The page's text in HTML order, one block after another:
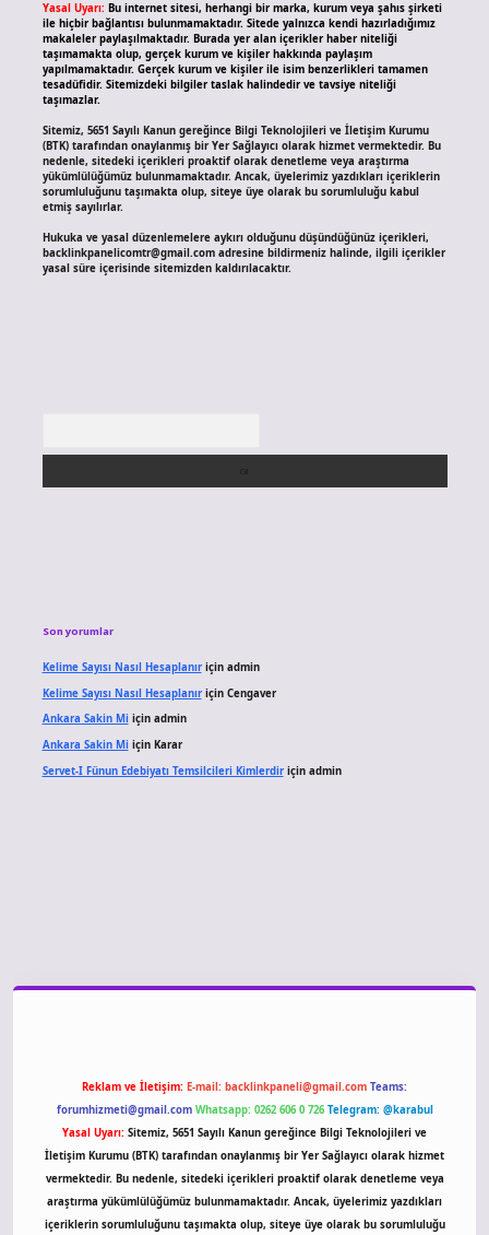
Yasal Uyarı: Bu internet sitesi, herhangi bir marka, kurum veya şahıs şirketi
ile hiçbir bağlantısı bulunmamaktadır. Sitede yalnızca kendi hazırladığımız
makaleler paylaşılmaktadır. Burada yer alan içerikler haber niteliği
taşımamakta olup, gerçek kurum ve kişiler hakkında paylaşım
yapılmamaktadır. Gerçek kurum ve kişiler ile isim benzerlikleri tamamen
tesadüfidir. Sitemizdeki bilgiler taslak halindedir ve tavsiye niteliği
taşımazlar.
Sitemiz, 5651 Sayılı Kanun gereğince Bilgi Teknolojileri ve İletişim Kurumu
(BTK) tarafından onaylanmış bir Yer Sağlayıcı olarak hizmet vermektedir. Bu
nedenle, sitedeki içerikleri proaktif olarak denetleme veya araştırma
yükümlülüğümüz bulunmamaktadır. Ancak, üyelerimiz yazdıkları içeriklerin
sorumluluğunu taşımakta olup, siteye üye olarak bu sorumluluğu kabul
etmiş sayılırlar.
Hukuka ve yasal düzenlemelere aykırı olduğunu düşündüğünüz içerikleri,
backlinkpanelicomtr@gmail.comadresine bildirmeniz halinde, ilgili içerikler
yasal süre içerisinde sitemizden kaldırılacaktır.
Son yorumlar
Kelime Sayısı Nasıl Hesaplanıriçin admin
Kelime Sayısı Nasıl Hesaplanıriçin Cengaver
Ankara Sakin Miiçin admin
Ankara Sakin Miiçin Karar
Servet-I Fünun Edebiyatı Temsilcileri Kimlerdiriçin admin
Reklam ve İletişim: E-mail: backlinkpaneli@gmail.com Teams:
forumhizmeti@gmail.com Whatsapp: 0262 606 0 726 Telegram: @karabul
Yasal Uyarı: Sitemiz, 5651 Sayılı Kanun gereğince Bilgi Teknolojileri ve
İletişim Kurumu (BTK) tarafından onaylanmış bir Yer Sağlayıcı olarak hizmet
vermektedir. Bu nedenle, sitedeki içerikleri proaktif olarak denetleme veya
araştırma yükümlülüğümüz bulunmamaktadır. Ancak, üyelerimiz yazdıkları
içeriklerin sorumluluğunu taşımakta olup, siteye üye olarak bu sorumluluğu